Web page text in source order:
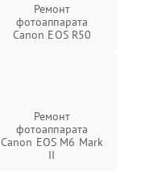
Ремонт
фотоаппарата
Canon EOS R50
Ремонт
фотоаппарата
Canon EOS M6 Mark
II